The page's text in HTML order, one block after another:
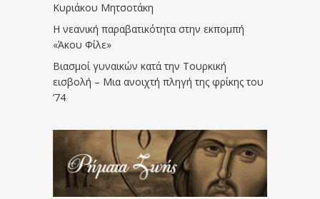
Κυριάκου Μητσοτάκη
Η νεανική παραβατικότητα στην εκπομπή
«Άκου Φίλε»
Βιασμοί γυναικών κατά την Τουρκική
εισβολή – Μια ανοιχτή πληγή της φρίκης του
’74